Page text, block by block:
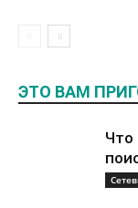
ЭТО ВАМ
Что